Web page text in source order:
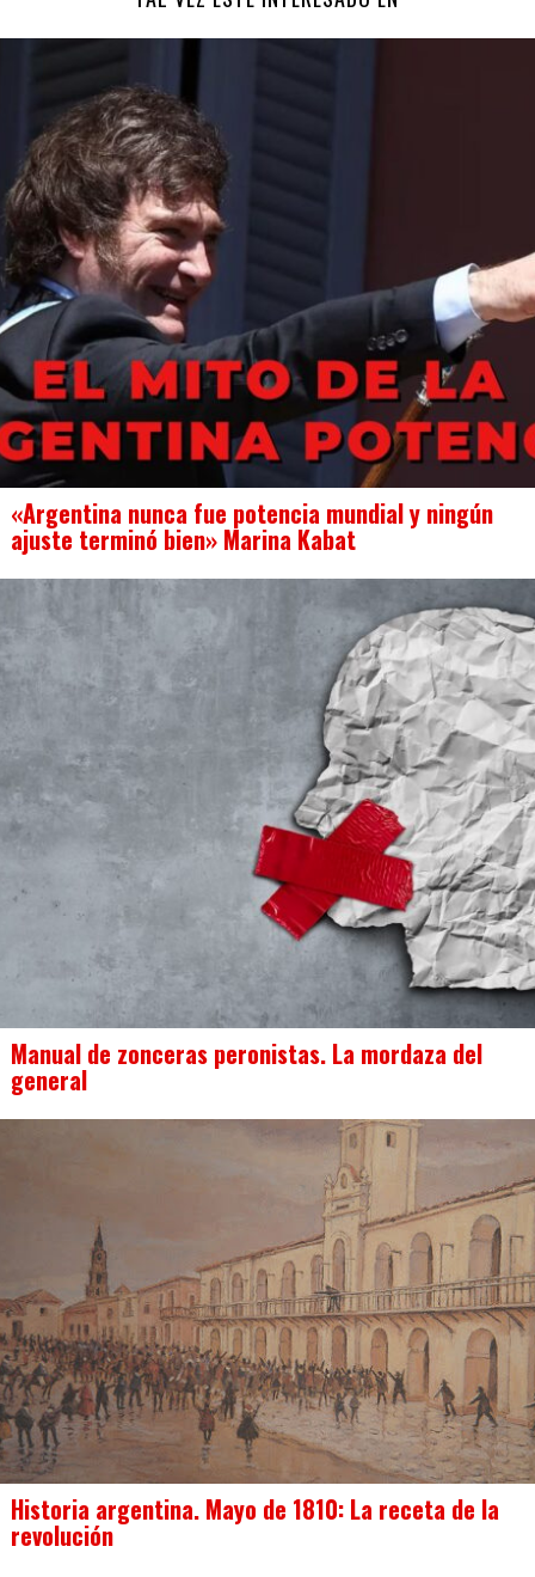
«Argentina nunca fue potencia mundial y ningún
ajuste terminó bien» Marina Kabat
Manual de zonceras peronistas. La mordaza del
general
Historia argentina. Mayo de 1810: La receta de la
revolución